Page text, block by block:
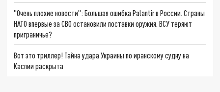
"Очень плохие новости": Большая ошибка Palantir в России. Страны
НАТО впервые за СВО остановили поставки оружия. ВСУ теряют
приграничье?
Вот это триллер! Тайна удара Украины по иранскому судну на
Каспии раскрыта